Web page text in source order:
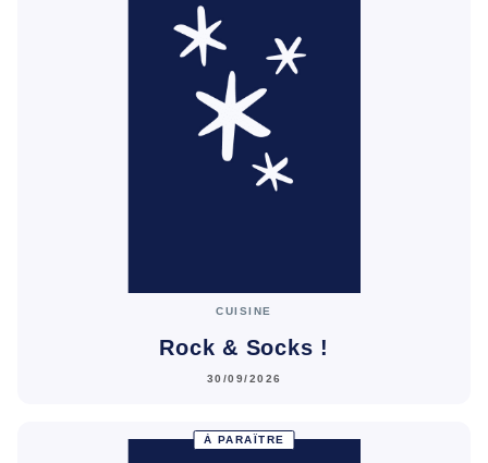
CUISINE
Rock & Socks !
30/09/2026
À PARAÎTRE